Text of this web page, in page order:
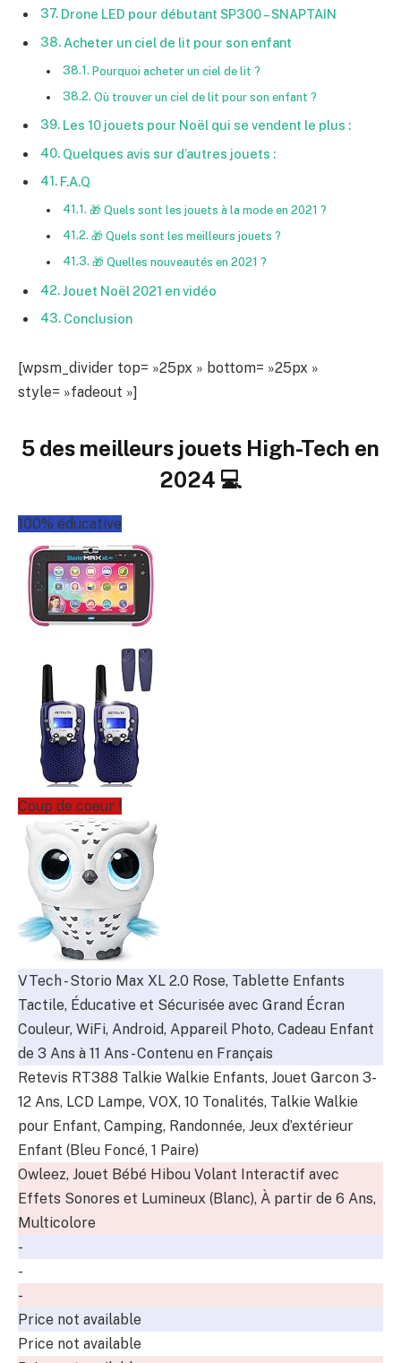
Drone LED pour débutant SP300 – SNAPTAIN
Acheter un ciel de lit pour son enfant
Pourquoi acheter un ciel de lit ?
Où trouver un ciel de lit pour son enfant ?
Les 10 jouets pour Noël qui se vendent le plus :
Quelques avis sur d’autres jouets :
F.A.Q
🎁 Quels sont les jouets à la mode en 2021 ?
🎁 Quels sont les meilleurs jouets ?
🎁 Quelles nouveautés en 2021 ?
Jouet Noël 2021 en vidéo
Conclusion
[wpsm_divider top= »25px » bottom= »25px »
style= »fadeout »]
5 des meilleurs jouets High-Tech en
2024 💻
100% éducative
Coup de coeur !
VTech - Storio Max XL 2.0 Rose, Tablette Enfants
Tactile, Éducative et Sécurisée avec Grand Écran
Couleur, WiFi, Android, Appareil Photo, Cadeau Enfant
de 3 Ans à 11 Ans - Contenu en Français
Retevis RT388 Talkie Walkie Enfants, Jouet Garcon 3-
12 Ans, LCD Lampe, VOX, 10 Tonalités, Talkie Walkie
pour Enfant, Camping, Randonnée, Jeux d’extérieur
Enfant (Bleu Foncé, 1 Paire)
Owleez, Jouet Bébé Hibou Volant Interactif avec
Effets Sonores et Lumineux (Blanc), À partir de 6 Ans,
Multicolore
-
-
-
Price not available
Price not available